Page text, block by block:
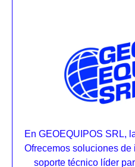
En GEOEQUIPOS SRL,
Ofrecemos soluciones
soporte técnico líder